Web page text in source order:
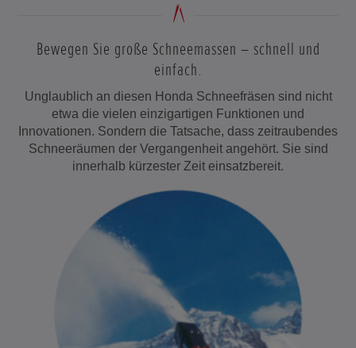
Bewegen Sie große Schneemassen – schnell und
einfach.
Unglaublich an diesen Honda Schneefräsen sind nicht
etwa die vielen einzigartigen Funktionen und
Innovationen. Sondern die Tatsache, dass zeitraubendes
Schneeräumen der Vergangenheit angehört. Sie sind
innerhalb kürzester Zeit einsatzbereit.